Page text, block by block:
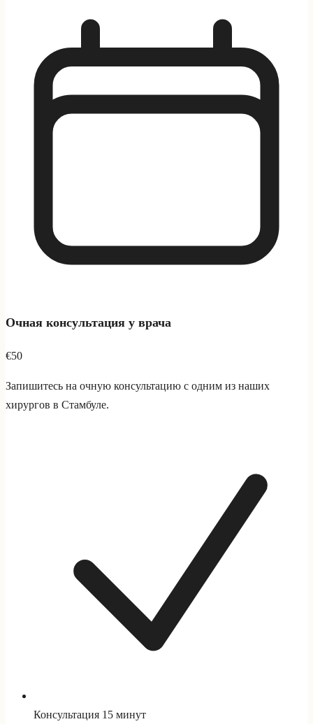
Очная консультация у врача
€50
Запишитесь на очную консультацию с одним из наших
хирургов в Стамбуле.
Консультация 15 минут